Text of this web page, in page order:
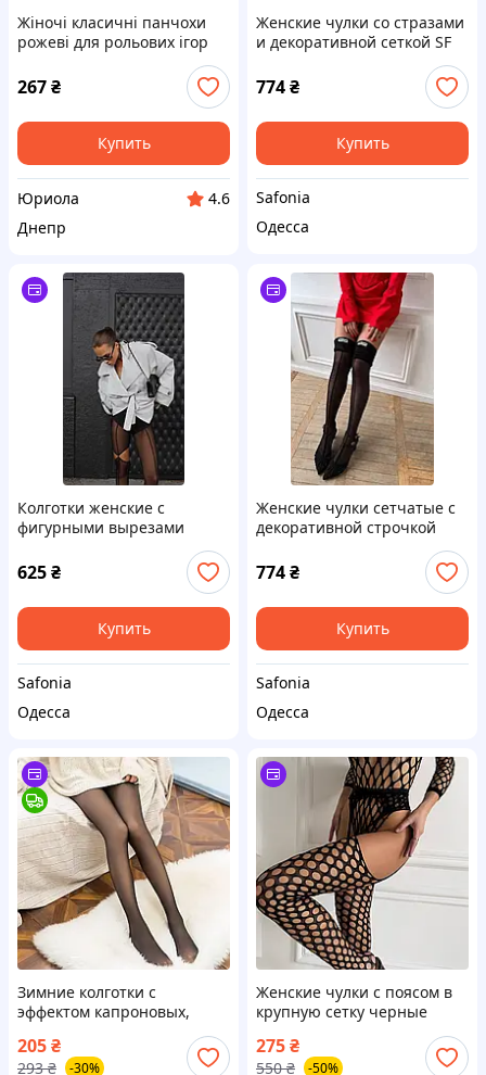
Жіночі класичні панчохи
рожеві для рольових ігор
267₴
Купить
Юриола
4.6
Днепр
Женские чулки со стразами
и декоративной сеткой SF
774₴
Купить
Safonia
Одесса
Колготки женские с
фигурными вырезами
посадки SF 0210
625₴
Купить
Safonia
Одесса
Женские чулки сетчатые с
декоративной строчкой
эластичные стильные SF
0210
774₴
Купить
Safonia
Одесса
Зимние колготки с
эффектом капроновых,
колготы на флисе /
Колготки с эффектом голых
205₴
293 ₴ -30%
Женские чулки с поясом в
крупную сетку черные
случаев высокие для секса
275₴
550 ₴ -50%